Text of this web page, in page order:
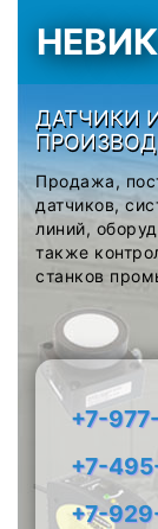
НЕВИК
ДАТЧИКИ
Продажа,
датчиков,
линий,
также
станков
+7-
+7-
+7-